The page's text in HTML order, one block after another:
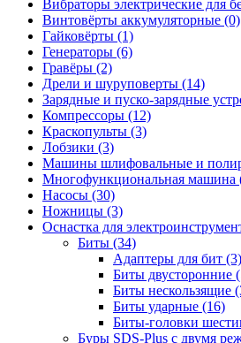
Вибраторы электрические для
Винтовёрты аккумуляторные (0)
Гайковёрты (1)
Генераторы (6)
Гравёры (2)
Дрели и шуруповерты (14)
Зарядные и пуско-зарядные
Компрессоры (12)
Краскопульты (3)
Лобзики (3)
Машины шлифовальные и
Многофункциональная машина
Насосы (30)
Ножницы (3)
Оснастка для
Биты (34)
Адаптеры для бит (3)
Биты двусторонние
Биты нескользящие
Биты ударные (16)
Биты-головки
Буры SDS-Plus c двумя